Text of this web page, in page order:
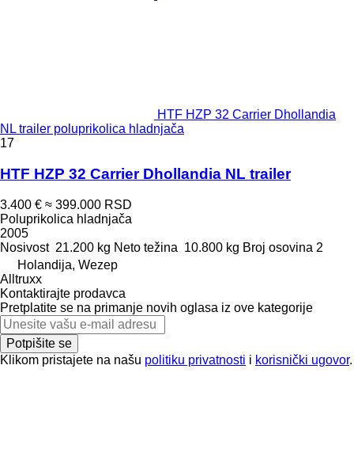
HTF HZP 32 Carrier Dhollandia
NL trailer poluprikolica hladnjača
17
HTF HZP 32 Carrier Dhollandia NL trailer
3.400 € ≈ 399.000 RSD
Poluprikolica hladnjača
2005
Nosivost 21.200 kg Neto težina 10.800 kg Broj osovina 2
Holandija, Wezep
Alltruxx
Kontaktirajte prodavca
Pretplatite se na primanje novih oglasa iz ove kategorije
Potpišite se
Klikom pristajete na našu politiku privatnosti i korisnički ugovor.